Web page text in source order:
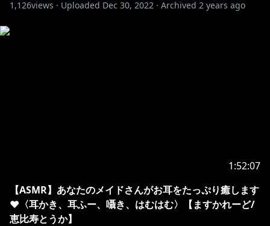
1,126views · Uploaded Dec 30, 2022 · Archived 2 years ago
1:52:07
【ASMR】あなたのメイドさんがお耳をたっぷり癒します
♥〈耳かき、耳ふー、囁き、はむはむ〉【ますかれーど/
恵比寿とうか】